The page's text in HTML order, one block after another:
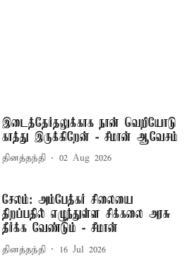
இடைத்தேர்தலுக்காக நான் வெறியோடு
காத்து இருக்கிறேன் - சீமான் ஆவேசம்
தினத்தந்தி 02 Aug 2026
சேலம்: அம்பேத்கர் சிலையை
திறப்பதில் எழுந்துள்ள சிக்கலை அரசு
தீர்க்க வேண்டும் - சீமான்
தினத்தந்தி 16 Jul 2026